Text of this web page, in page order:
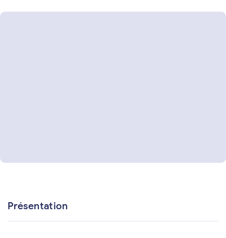
Présentation